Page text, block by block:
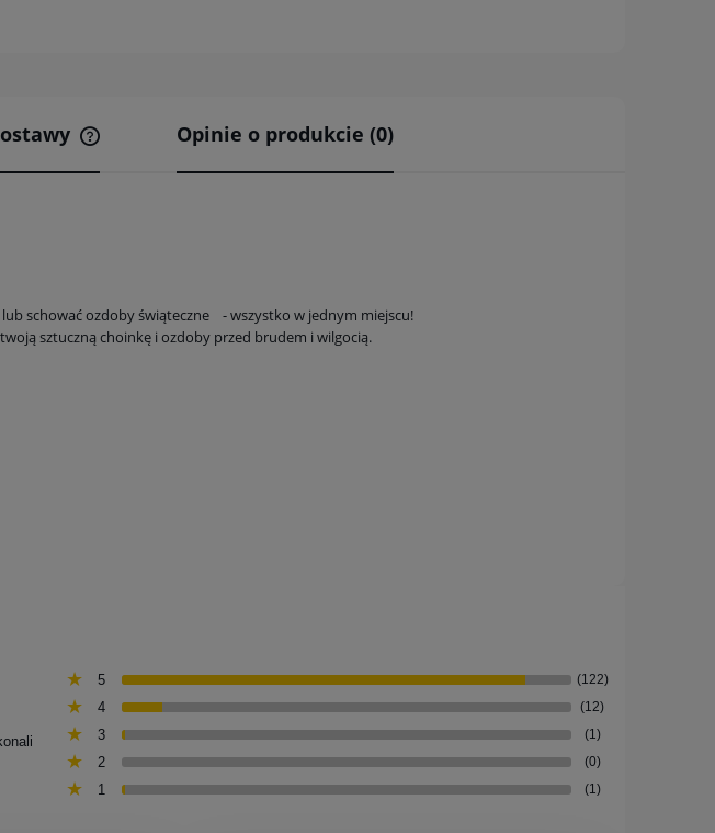
Opinie o produkcie (0)
schować ozdoby świąteczne - wszystko w jednym miejscu!
sztuczną choinkę i ozdoby przed brudem i wilgocią.
5 (122)
4 (12)
3 (1)
2 (0)
1 (1)